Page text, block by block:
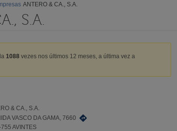
ANTERO & CA., S.A.
S.A.
1088 vezes nos últimos 12 meses, a última vez a
& CA., S.A.
VASCO DA GAMA, 7660
AVINTES